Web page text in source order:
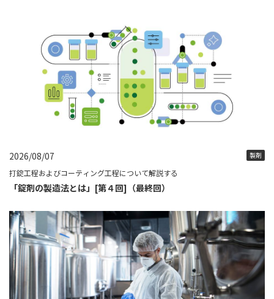
2026/08/07 製剤
打錠工程およびコーティング工程について解説する
「錠剤の製造法とは」[第４回]（最終回）